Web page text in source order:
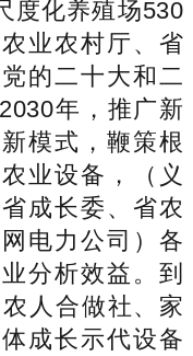
度化养殖场530
业农村厅、省
的二十大和二
年，推广新
模式，鞭策根
业设备，（义
成长委、省农
电力公司）各
分析效益。到
人合做社、家
成长示代设备